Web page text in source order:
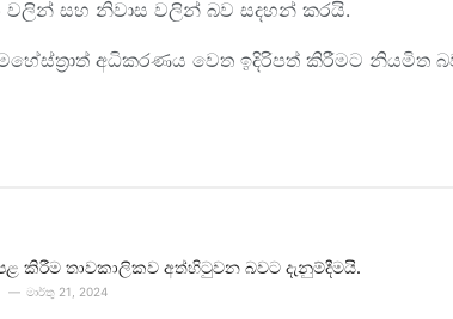
වලින් සහ නිවාස වලින් බව සදහන් කරයි.
අධිකරණය වෙත ඉදිරිපත් කිරීමට නියමිත
කිරීම තාවකාලිකව අත්හිටුවන බවට දැනුම්දීමයි.
මාර්තු 21, 2024